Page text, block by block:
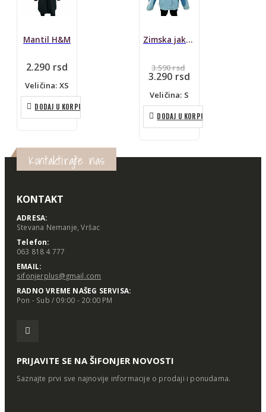
Mantil H&M
2.290 rsd
Veličina: XS
DODAJ U KORPU
Zimska jakna Columbia
3.590rsd
cena
bila:
3.590 rsd.
3.290 rsd
3.290 rsd.
Veličina: S
DODAJ U KORPU
Kontaktirajte nas
KONTAKT
ADRESA:
Stevana Nemanje, Vršac
Telefon:
063 818 4 777
EMAIL:
sifonjerplus@gmail.com
RADNO VREME NAŠEG SERVISA:
Pon - Sub / 09:00 - 20:00 PM
PRIJAVITE SE NA ŠIFONJER NOVOSTI
Saznajte prvi sve najnovije informacije o prodaji i ponudama.